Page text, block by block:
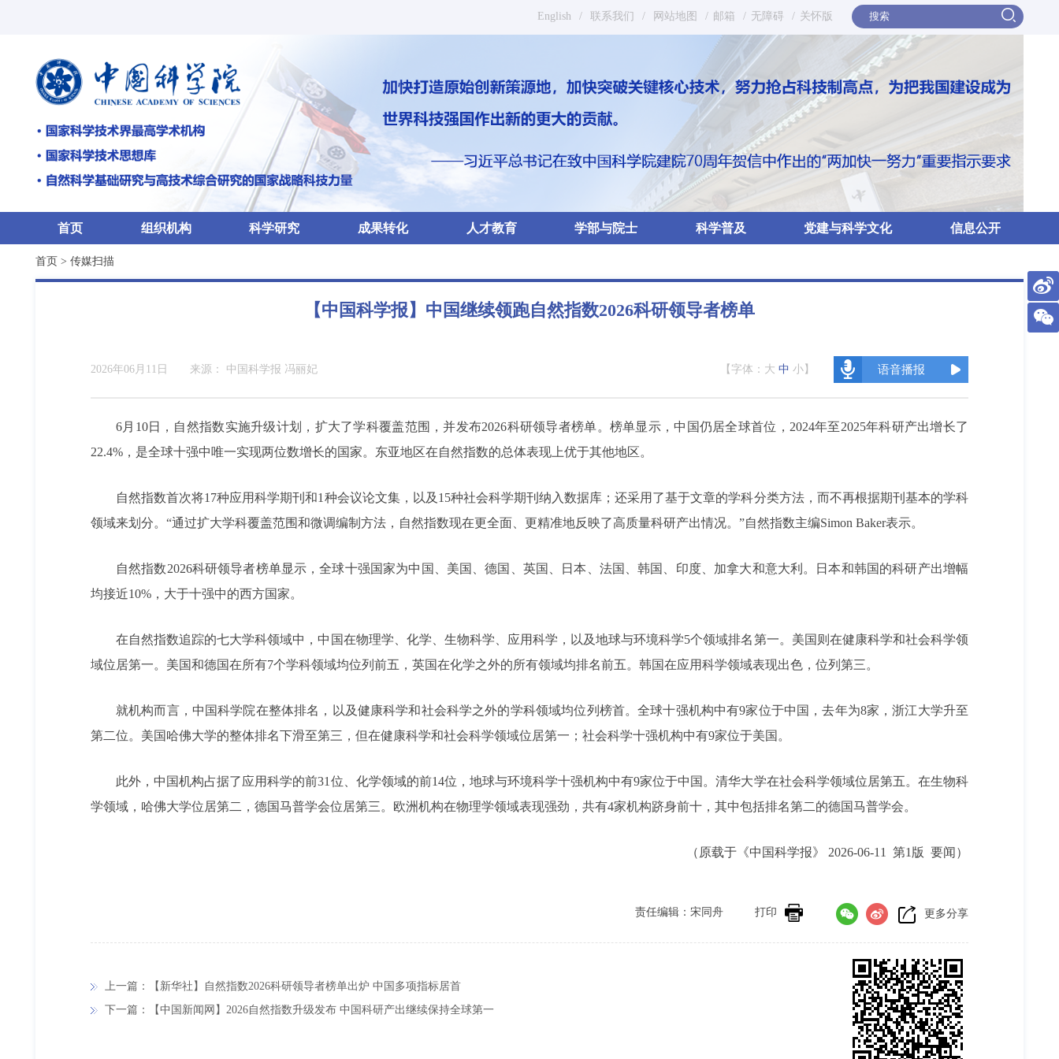
English / 联系我们 / 网站地图 / 邮箱 / 无障碍 / 关怀版
首页 组织机构 科学研究 成果转化 人才教育 学部与院士 科学普及 党建与科学文化 信息公开
首页 > 传媒扫描
【中国科学报】中国继续领跑自然指数2026科研领导者榜单
2026年06月11日 来源： 中国科学报 冯丽妃 【字体： 大 中 小 】 语音播报
6月10日，自然指数实施升级计划，扩大了学科覆盖范围，并发布2026科研领导者榜单。榜单显示，中国仍居全球首位，2024年至2025年科研产出增长了
22.4%，是全球十强中唯一实现两位数增长的国家。东亚地区在自然指数的总体表现上优于其他地区。
自然指数首次将17种应用科学期刊和1种会议论文集，以及15种社会科学期刊纳入数据库；还采用了基于文章的学科分类方法，而不再根据期刊基本的学科
领域来划分。“通过扩大学科覆盖范围和微调编制方法，自然指数现在更全面、更精准地反映了高质量科研产出情况。”自然指数主编Simon Baker表示。
自然指数2026科研领导者榜单显示，全球十强国家为中国、美国、德国、英国、日本、法国、韩国、印度、加拿大和意大利。日本和韩国的科研产出增幅
均接近10%，大于十强中的西方国家。
在自然指数追踪的七大学科领域中，中国在物理学、化学、生物科学、应用科学，以及地球与环境科学5个领域排名第一。美国则在健康科学和社会科学领
域位居第一。美国和德国在所有7个学科领域均位列前五，英国在化学之外的所有领域均排名前五。韩国在应用科学领域表现出色，位列第三。
就机构而言，中国科学院在整体排名，以及健康科学和社会科学之外的学科领域均位列榜首。全球十强机构中有9家位于中国，去年为8家，浙江大学升至
第二位。美国哈佛大学的整体排名下滑至第三，但在健康科学和社会科学领域位居第一；社会科学十强机构中有9家位于美国。
此外，中国机构占据了应用科学的前31位、化学领域的前14位，地球与环境科学十强机构中有9家位于中国。清华大学在社会科学领域位居第五。在生物科
学领域，哈佛大学位居第二，德国马普学会位居第三。欧洲机构在物理学领域表现强劲，共有4家机构跻身前十，其中包括排名第二的德国马普学会。
（原载于《中国科学报》 2026-06-11 第1版 要闻）
更多分享
打印
责任编辑：宋同舟
上一篇：【新华社】自然指数2026科研领导者榜单出炉 中国多项指标居首
下一篇：【中国新闻网】2026自然指数升级发布 中国科研产出继续保持全球第一